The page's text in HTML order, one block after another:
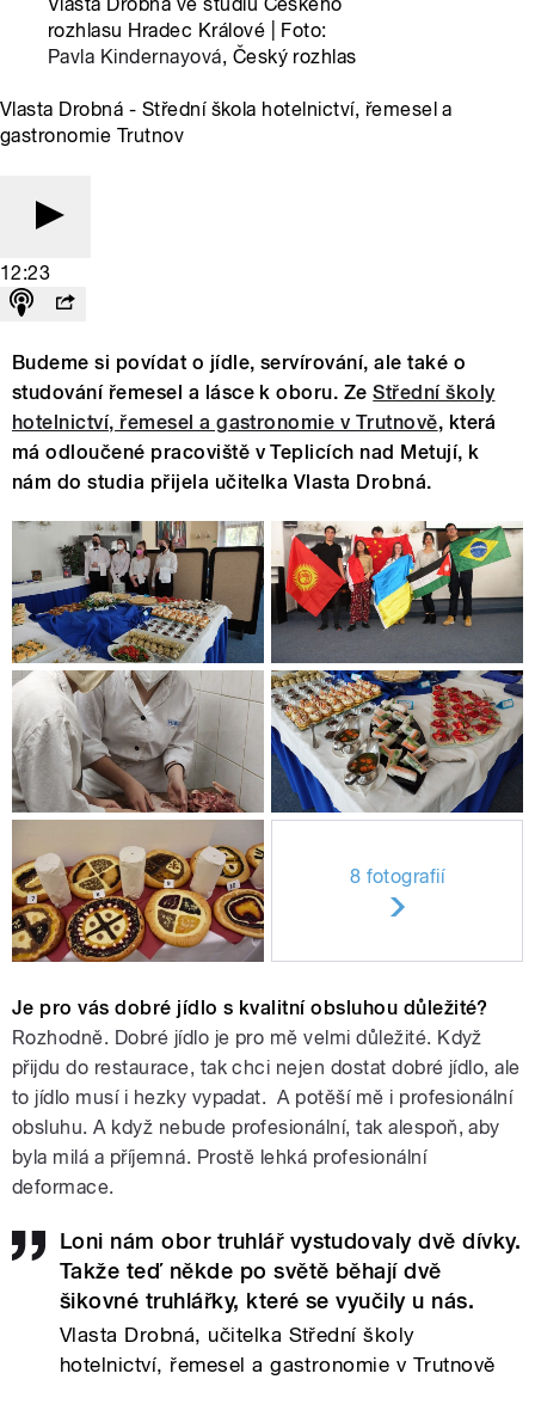
rozhlasu Hradec Králové | Foto:
Pavla Kindernayová, Český rozhlas
Vlasta Drobná - Střední škola hotelnictví, řemesel a
gastronomie Trutnov
12:23
Budeme si povídat o jídle, servírování, ale také o
studování řemesel a lásce k oboru. ZeStřední školy
hotelnictví, řemesel a gastronomie v Trutnově, která
má odloučené pracoviště v Teplicích nad Metují, k
nám do studia přijela učitelka Vlasta Drobná.
8 fotografií
Je pro vás dobré jídlo s kvalitní obsluhou důležité?
Rozhodně. Dobré jídlo je pro mě velmi důležité. Když
přijdu do restaurace, tak chci nejen dostat dobré jídlo, ale
to jídlo musí i hezky vypadat. A potěší mě i profesionální
obsluhu. A když nebude profesionální, tak alespoň, aby
byla milá a příjemná. Prostě lehká profesionální
deformace.
Loni nám obor truhlář vystudovaly dvě dívky.
Takže teď někde po světě běhají dvě
šikovné truhlářky, které se vyučily u nás.
Vlasta Drobná, učitelka Střední školy
hotelnictví, řemesel a gastronomie v Trutnově